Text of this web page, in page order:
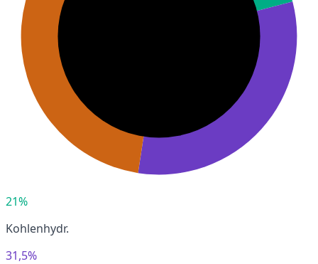
21%
Kohlenhydr.
31,5%